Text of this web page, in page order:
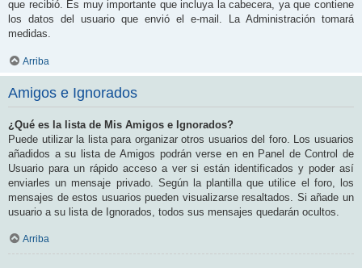
que recibió. Es muy importante que incluya la cabecera, ya que contiene
los datos del usuario que envió el e-mail. La Administración tomará
medidas.
Arriba
Amigos e Ignorados
¿Qué es la lista de Mis Amigos e Ignorados?
Puede utilizar la lista para organizar otros usuarios del foro. Los usuarios
añadidos a su lista de Amigos podrán verse en en Panel de Control de
Usuario para un rápido acceso a ver si están identificados y poder así
enviarles un mensaje privado. Según la plantilla que utilice el foro, los
mensajes de estos usuarios pueden visualizarse resaltados. Si añade un
usuario a su lista de Ignorados, todos sus mensajes quedarán ocultos.
Arriba